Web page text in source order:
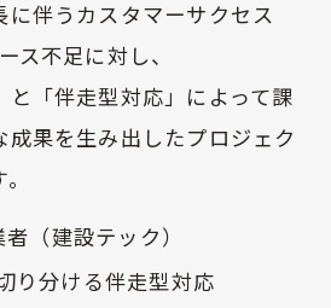
伴うカスタマーサクセス
ス不足に対し、
と「伴走型対応」によって課
成果を生み出したプロジェク
（建設テック）
り分ける伴走型対応